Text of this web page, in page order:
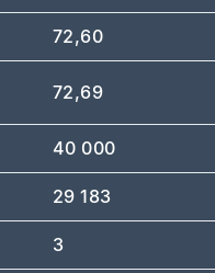
72,60
72,69
40 000
29 183
3